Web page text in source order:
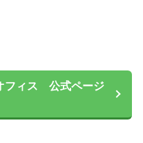
フィス 公式ページ